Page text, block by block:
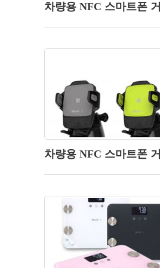
차량용 NFC 스마트폰
차량용 NFC 스마트폰